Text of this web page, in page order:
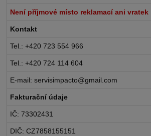
Není příjmové místo reklamací ani vratek
Kontakt
Tel.: +420 723 554 966
Tel.: +420 724 114 604
E-mail: servisimpacto@gmail.com
Fakturační údaje
IČ: 73302431
DIČ: CZ7858155151